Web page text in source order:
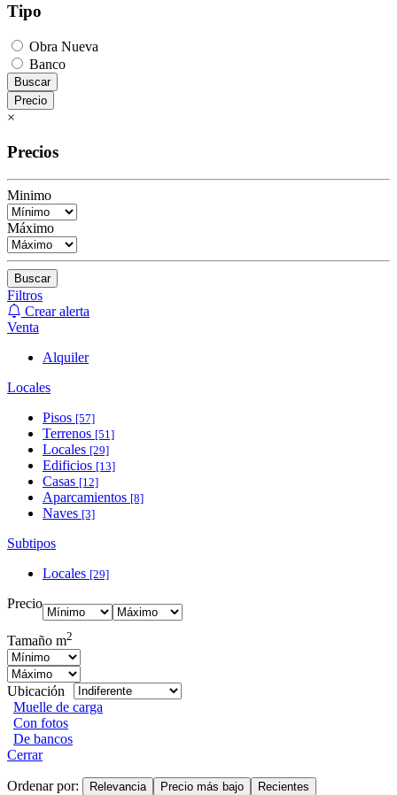
Tipo
Obra Nueva
Banco
Buscar
Precio
×
Precios
Minimo
Máximo
Buscar
Filtros
Crear alerta
Venta
Alquiler
Locales
Pisos [57]
Terrenos [51]
Locales [29]
Edificios [13]
Casas [12]
Aparcamientos [8]
Naves [3]
Subtipos
Locales [29]
Precio
Tamaño m2
Ubicación
Muelle de carga
Con fotos
De bancos
Cerrar
Ordenar por: Relevancia Precio más bajo
Recientes